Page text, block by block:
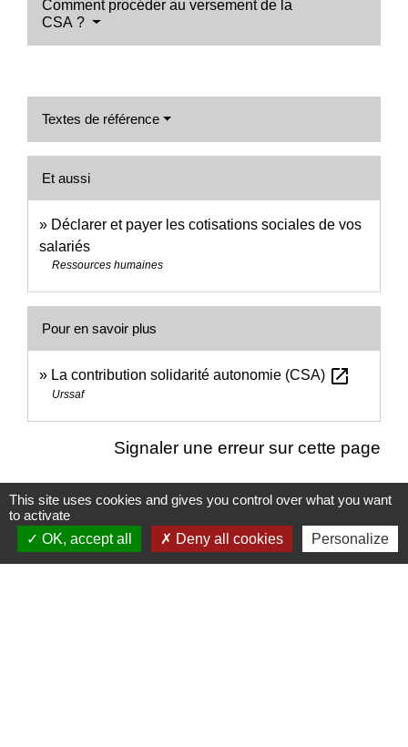
Comment procéder au versement de la
CSA ?
Textes de référence
Et aussi
Déclarer et payer les cotisations sociales de vos
salariés
Ressources humaines
Pour en savoir plus
La contribution solidarité autonomie (CSA) open_in_new
Urssaf
Signaler une erreur sur cette page
Nous contacter
This site uses cookies and gives you control over what you want
to activate
OK, accept all
Deny all cookies Personalize